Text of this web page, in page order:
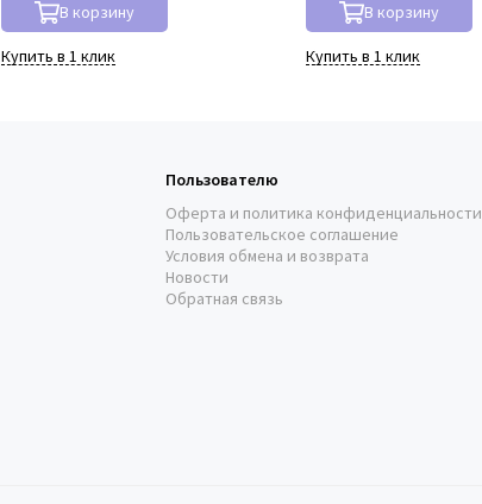
В корзину
Купить в 1 клик
В корзину
Купить в 1 клик
Пользователю
Оферта и политика конфиденциальности
Пользовательское соглашение
Условия обмена и возврата
Новости
Обратная связь